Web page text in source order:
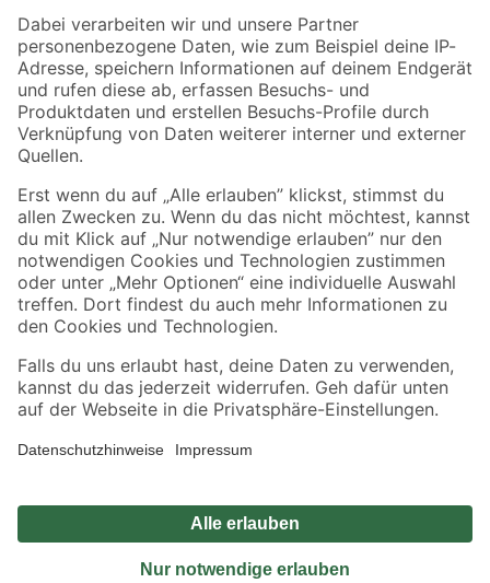
Zahlungsarten Versandarten
Sicher einkaufen
Jetzt die toom-App herunterladen
Alle Preisangaben in EUR inkl. gesetzl. MwSt.. Die dargestellten Angebote sind unter
Umständen nicht in allen Märkten verfügbar. Die angegebenen Verfügbarkeiten beziehen
Produkte nur solange der Vorrat reicht.
*Paketversand ab 59 € versandkostenfrei, gilt nicht für Artikel mit Speditionsversand, hier
Privatsphäre Impressum
Nutzungsbedingungen
Widerrufsrecht
Vertrag widerrufen